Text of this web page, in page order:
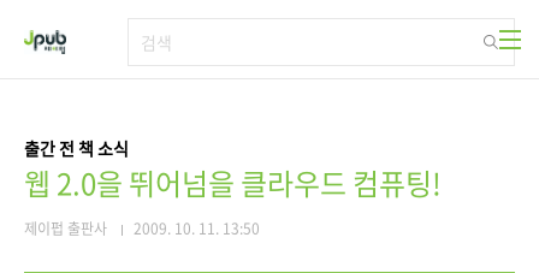
출간 전 책 소식
웹 2.0을 뛰어넘을 클라우드 컴퓨팅!
제이펍 출판사 2009. 10. 11. 13:50